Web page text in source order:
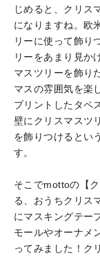
じめると、クリ
になりますね。欧
リーに使って飾り
リーをあまり見か
マスツリーを飾り
マスの雰囲気を楽
プリントしたタペ
壁にクリスマスツ
を飾りつけるとい
す。
そこでmottoの【
る、おうちクリス
にマスキングテー
モールやオーナメ
ってみました！ク